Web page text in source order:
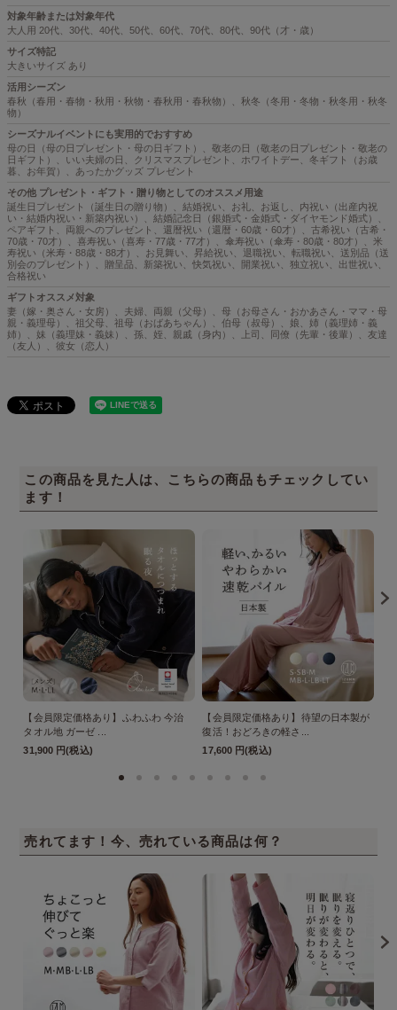
対象年齢または対象年代
大人用 20代、30代、40代、50代、60代、70代、80代、90代（才・歳）
サイズ特記
大きいサイズ あり
活用シーズン
春秋（春用・春物・秋用・秋物・春秋用・春秋物）、秋冬（冬用・冬物・秋冬用・秋冬
物）
シーズナルイベントにも実用的でおすすめ
母の日（母の日プレゼント・母の日ギフト）、敬老の日（敬老の日プレゼント・敬老の
日ギフト）、いい夫婦の日、クリスマスプレゼント、ホワイトデー、冬ギフト（お歳
暮、お年賀）、あったかグッズ プレゼント
その他 プレゼント・ギフト・贈り物としてのオススメ用途
誕生日プレゼント（誕生日の贈り物）、結婚祝い、お礼、お返し、内祝い（出産内祝
い・結婚内祝い・新築内祝い）、結婚記念日（銀婚式・金婚式・ダイヤモンド婚式）、
ペアギフト、両親へのプレゼント、還暦祝い（還暦・60歳・60才）、古希祝い（古希・
70歳・70才）、喜寿祝い（喜寿・77歳・77才）、傘寿祝い（傘寿・80歳・80才）、米
寿祝い（米寿・88歳・88才）、お見舞い、昇給祝い、退職祝い、転職祝い、送別品（送
別会のプレゼント）、贈呈品、新築祝い、快気祝い、開業祝い、独立祝い、出世祝い、
合格祝い
ギフトオススメ対象
妻（嫁・奥さん・女房）、夫婦、両親（父母）、母（お母さん・おかあさん・ママ・母
親・義理母）、祖父母、祖母（おばあちゃん）、伯母（叔母）、娘、姉（義理姉・義
姉）、妹（義理妹・義妹）、孫、姪、親戚（身内）、上司、同僚（先輩・後輩）、友達
（友人）、彼女（恋人）
この商品を見た人は、こちらの商品もチェックしてい
ます！
【会員限定価格あり】ふわふわ 今治
タオル地 ガーゼ ...
31,900 円(税込)
【会員限定価格あり】待望の日本製が
復活！おどろきの軽さ...
17,600 円(税込)
売れてます！今、売れている商品は何？